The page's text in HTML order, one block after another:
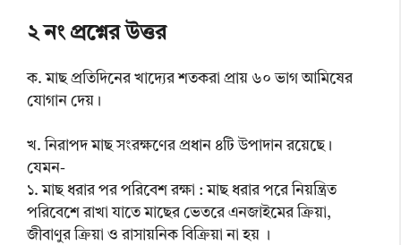
২ নং প্রশ্নের উত্তর
ক. মাছ প্রতিদিনের খাদ্যের শতকরা প্রায় ৬০ ভাগ আমিষের
যোগান দেয়।
খ. নিরাপদ মাছ সংরক্ষণের প্রধান ৪টি উপাদান রয়েছে।
যেমন-
১. মাছ ধরার পর পরিবেশ রক্ষা : মাছ ধরার পরে নিয়ন্ত্রিত
পরিবেশে রাখা যাতে মাছের ভেতরে এনজাইমের ক্রিয়া,
জীবাণুর ক্রিয়া ও রাসায়নিক বিক্রিয়া না হয় ।